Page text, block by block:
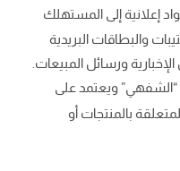
إعلانية إلى المستهلك
والبطاقات البريدية
ورسائل المبيعات.
“الشفهي” ويعتمد على
بالمنتجات أو